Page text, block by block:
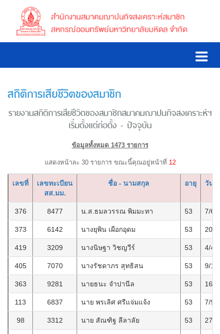
สถิติการเสียชีวิตของสมาชิก
รายงานสถิติการเสียชีวิตของสมาชิกสมาคมฌาปนกิจสงเคราะห์ฯ
เริ่มตั้งแต่ก่อตั้ง - ปัจจุบัน
ข้อมูลทั้งหมด 1473 รายการ
แสดงหน้าละ 30 รายการ ขณะนี้คุณอยู่หน้าที่ 12
เลขที่
เลขทะเบียน
สส.มม.
ชื่อ - นามสกุล อายุ วันที่
376 8477 น.ส.ธมลวรรณ พิมมะทา 53 7/6/
373 6142 นางยุพิน เผือกอุดม 53 20/
419 3209 นางนิษฐา วิชญวีร์ 53 4/4/
405 7070 นางรัชดาภร สุทธิสน 53 9/
363 9281 นายธนะ จำปานีล 53 16/
113 6837 นาย พรเลิศ ศรีแจ่มแจ้ง 53 7/9/
98 3312 นาย สัณฑิฐ ลีลาลัย 53 27/